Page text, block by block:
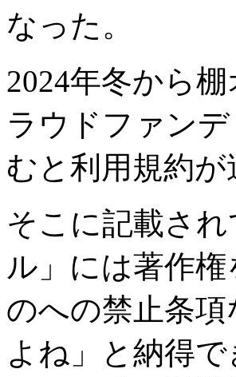
なった。
2024年冬から
ラウドファン
むと利用規約
そこに記載さ
ル」には著作
のへの禁止条
よね」と納得